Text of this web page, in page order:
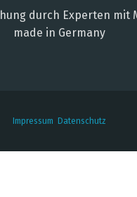
durch Experten mit
made in Germany
Impressum Datenschutz